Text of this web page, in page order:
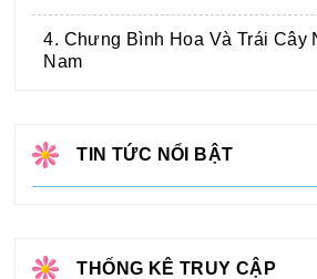
4. Chưng Bình Hoa Và Trái Cây
Nam
TIN TỨC NỔI BẬT
THỐNG KÊ TRUY CẬP